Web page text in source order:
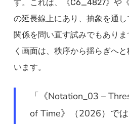
す。これは、《C6_4827》や
の延長線上にあり、抽象を通
関係を問い直す試みでもあり
く画面は、秩序から揺らぎへ
います。
「《Notation_03 –
of Time》（2026）で